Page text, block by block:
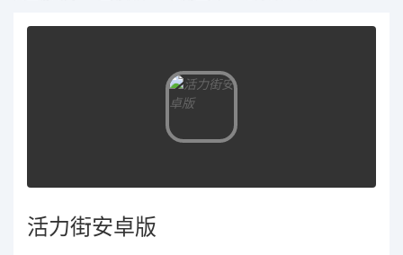
活力街安卓版